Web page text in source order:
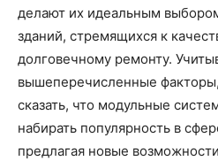
делают их идеальным
зданий, стремящихся к
долговечному ремонту.
вышеперечисленные
сказать, что модульные
набирать популярность в
предлагая новые